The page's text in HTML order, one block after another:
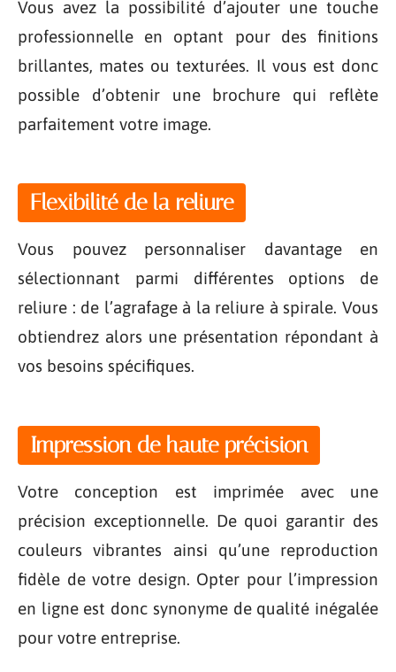
Vous avez la possibilité d’ajouter une touche
professionnelle en optant pour des finitions
brillantes, mates ou texturées. Il vous est donc
possible d’obtenir une brochure qui reflète
parfaitement votre image.
Flexibilité de la reliure
Vous pouvez personnaliser davantage en
sélectionnant parmi différentes options de
reliure : de l’agrafage à la reliure à spirale. Vous
obtiendrez alors une présentation répondant à
vos besoins spécifiques.
Impression de haute précision
Votre conception est imprimée avec une
précision exceptionnelle. De quoi garantir des
couleurs vibrantes ainsi qu’une reproduction
fidèle de votre design. Opter pour l’impression
en ligne est donc synonyme de qualité inégalée
pour votre entreprise.